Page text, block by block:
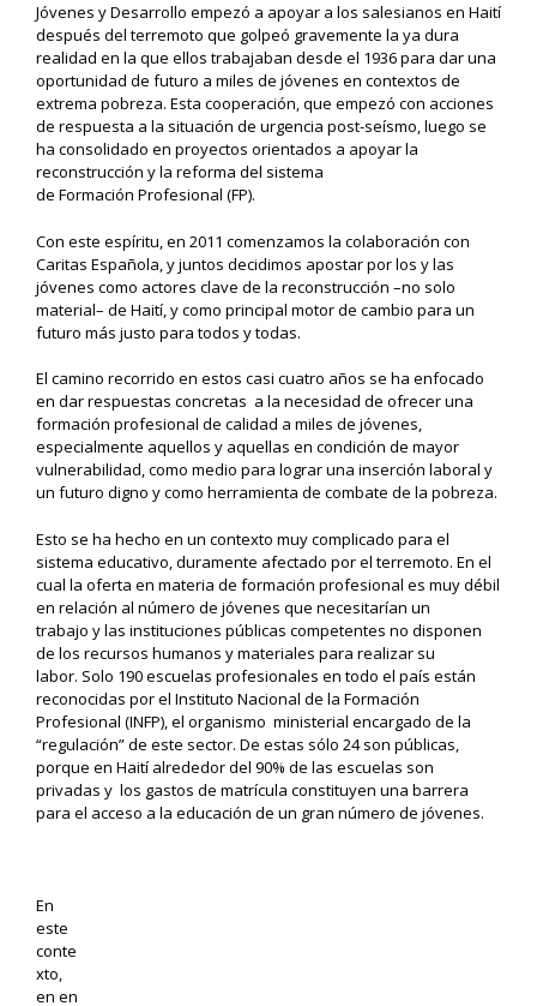
Jóvenes y Desarrollo empezó a apoyar a los salesianos en Haití
después del terremoto que golpeó gravemente la ya dura
realidad en la que ellos trabajaban desde el 1936 para daruna
oportunidad de futuro a miles de jóvenes en contextos de
extrema pobreza. Esta cooperación, que empezó con acciones
de respuesta a la situación de urgencia post-seísmo,luego se
ha consolidado en proyectos orientados a apoyar la
reconstrucción yla reforma del sistema
de Formación Profesional (FP).
Con este espíritu, en 2011 comenzamos la colaboración con
Caritas Española,y juntos decidimos apostar por los y las
jóvenes como actores clave de la reconstrucción –no solo
material– de Haití,ycomo principal motor de cambio para un
futuro más justo para todos y todas.
El camino recorrido en estos casi cuatro años se ha enfocado
en darrespuestas concretas a la necesidad de ofrecer una
formación profesional de calidad a miles de jóvenes,
especialmente aquellos y aquellas en condición de mayor
vulnerabilidad,como medio para lograruna inserción laboral y
un futuro digno y como herramienta de combate de la pobreza.
Esto se ha hecho en un contexto muy complicado para el
sistema educativo, duramente afectado por el terremoto. En el
cual la oferta en materia de formación profesional es muy débil
en relación al número de jóvenes que necesitarían un
trabajo ylas instituciones públicas competentes no disponen
de los recursos humanos y materiales para realizar su
labor. Solo 190 escuelas profesionales en todo el país están
reconocidas por el Instituto Nacional de la Formación
Profesional (INFP), el organismo ministerial encargado de la
“regulación” de este sector. De estas sólo 24 son públicas,
porque en Haití alrededor del 90% de las escuelas son
privadas y los gastos de matrícula constituyen una barrera
para el acceso a la educación de un gran número de jóvenes.
En
este
conte
xto,
en en